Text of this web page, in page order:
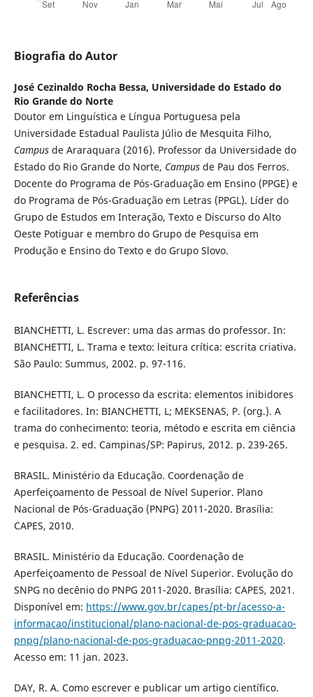
Biografia do Autor
José Cezinaldo Rocha Bessa, Universidade do Estado do
Rio Grande do Norte
Doutor em Linguística e Língua Portuguesa pela
Universidade Estadual Paulista Júlio de Mesquita Filho,
Campusde Araraquara (2016). Professor da Universidade do
Estado do Rio Grande do Norte, Campusde Pau dos Ferros.
Docente do Programa de Pós-Graduação em Ensino (PPGE) e
do Programa de Pós-Graduação em Letras (PPGL). Líder do
Grupo de Estudos em Interação, Texto e Discurso do Alto
Oeste Potiguar e membro do Grupo de Pesquisa em
Produção e Ensino do Texto e do Grupo Slovo.
Referências
BIANCHETTI, L. Escrever: uma das armas do professor. In:
BIANCHETTI, L. Trama e texto: leitura crítica: escrita criativa.
São Paulo: Summus, 2002. p. 97-116.
BIANCHETTI, L. O processo da escrita: elementos inibidores
e facilitadores. In: BIANCHETTI, L; MEKSENAS, P. (org.). A
trama do conhecimento: teoria, método e escrita em ciência
e pesquisa. 2. ed. Campinas/SP: Papirus, 2012. p. 239-265.
BRASIL. Ministério da Educação. Coordenação de
Aperfeiçoamento de Pessoal de Nível Superior. Plano
Nacional de Pós-Graduação (PNPG) 2011-2020. Brasília:
CAPES, 2010.
BRASIL. Ministério da Educação. Coordenação de
Aperfeiçoamento de Pessoal de Nível Superior. Evolução do
SNPG no decênio do PNPG 2011-2020. Brasília: CAPES, 2021.
Disponível em: https://www.gov.br/capes/pt-br/acesso-a-
informacao/institucional/plano-nacional-de-pos-graduacao-
pnpg/plano-nacional-de-pos-graduacao-pnpg-2011-2020.
Acesso em: 11 jan. 2023.
DAY, R. A. Como escrever e publicar um artigo científico.